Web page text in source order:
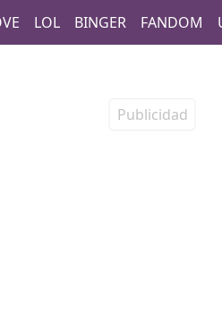
LOL BINGER FANDOM